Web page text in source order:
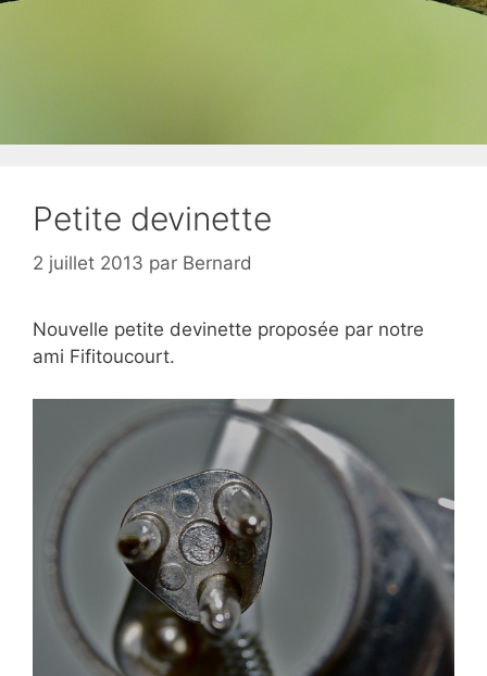
Petite devinette
2 juillet 2013 par Bernard
Nouvelle petite devinette proposée par notre
ami Fifitoucourt.